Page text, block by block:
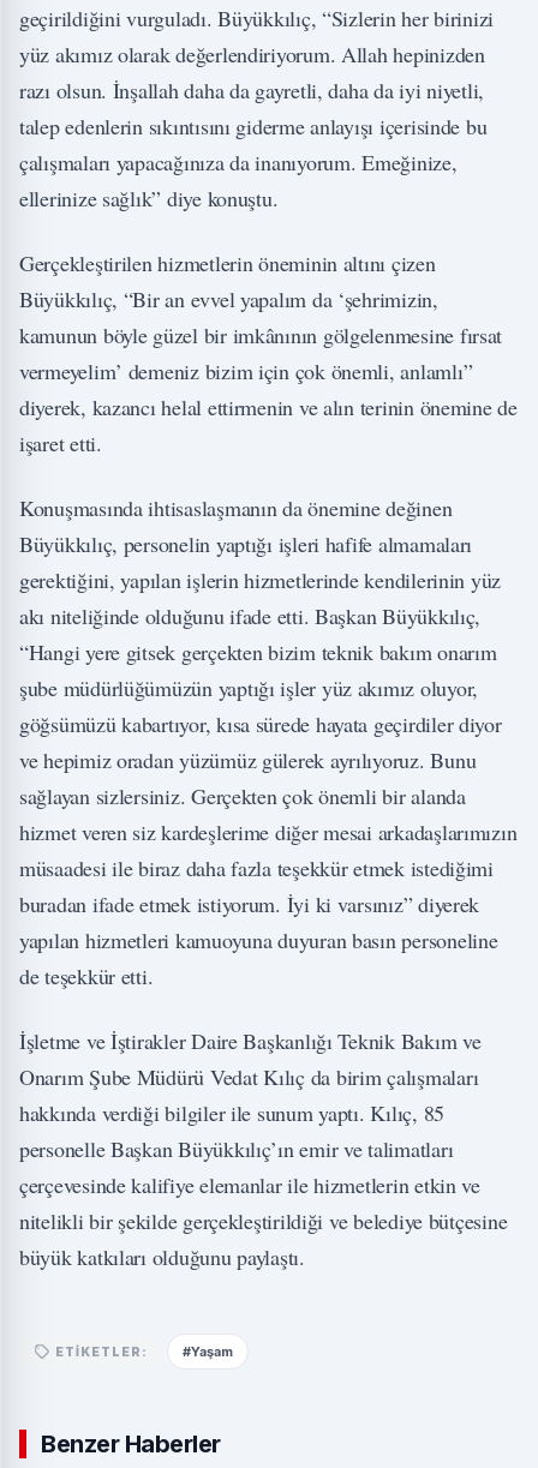
geçirildiğini vurguladı. Büyükkılıç, “Sizlerin her birinizi
yüz akımız olarak değerlendiriyorum. Allah hepinizden
razı olsun. İnşallah daha da gayretli, daha da iyi niyetli,
talep edenlerin sıkıntısını giderme anlayışı içerisinde bu
çalışmaları yapacağınıza da inanıyorum. Emeğinize,
ellerinize sağlık” diye konuştu.
Gerçekleştirilen hizmetlerin öneminin altını çizen
Büyükkılıç, “Bir an evvel yapalım da ‘şehrimizin,
kamunun böyle güzel bir imkânının gölgelenmesine fırsat
vermeyelim’ demeniz bizim için çok önemli, anlamlı”
diyerek, kazancı helal ettirmenin ve alın terinin önemine de
işaret etti.
Konuşmasında ihtisaslaşmanın da önemine değinen
Büyükkılıç, personelin yaptığı işleri hafife almamaları
gerektiğini, yapılan işlerin hizmetlerinde kendilerinin yüz
akı niteliğinde olduğunu ifade etti. Başkan Büyükkılıç,
“Hangi yere gitsek gerçekten bizim teknik bakım onarım
şube müdürlüğümüzün yaptığı işler yüz akımız oluyor,
göğsümüzü kabartıyor, kısa sürede hayata geçirdiler diyor
ve hepimiz oradan yüzümüz gülerek ayrılıyoruz. Bunu
sağlayan sizlersiniz. Gerçekten çok önemli bir alanda
hizmet veren siz kardeşlerime diğer mesai arkadaşlarımızın
müsaadesi ile biraz daha fazla teşekkür etmek istediğimi
buradan ifade etmek istiyorum. İyi ki varsınız” diyerek
yapılan hizmetleri kamuoyuna duyuran basın personeline
de teşekkür etti.
İşletme ve İştirakler Daire Başkanlığı Teknik Bakım ve
Onarım Şube Müdürü Vedat Kılıç da birim çalışmaları
hakkında verdiği bilgiler ile sunum yaptı. Kılıç, 85
personelle Başkan Büyükkılıç’ın emir ve talimatları
çerçevesinde kalifiye elemanlar ile hizmetlerin etkin ve
nitelikli bir şekilde gerçekleştirildiği ve belediye bütçesine
büyük katkıları olduğunu paylaştı.
ETIKETLER: #Yaşam
Benzer Haberler